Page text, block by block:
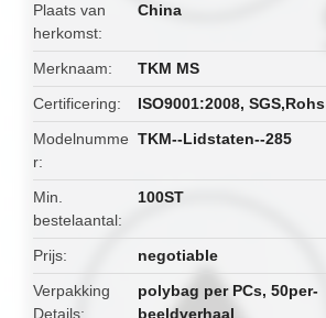
Plaats van
herkomst
China
Merknaam
TKM MS
Certificering
ISO9001:2008, SGS,Rohs
Modelnumme
r
TKM--Lidstaten--285
Min.
bestelaantal
100ST
Prijs
negotiable
Verpakking
Details
polybag per PCs, 50per-
beeldverhaal